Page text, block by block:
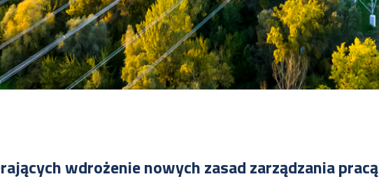
wdrożenie nowych zasad zarządzania pracą